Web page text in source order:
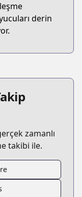
derin
zamanlı
takibi ile.